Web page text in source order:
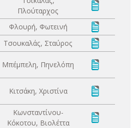
Πλούταρχος
Φλουρή, Φωτεινή
Τσουκαλάς, Σταύρος
Μπέμπελη, Πηνελόπη
Κιτσάκη, Χριστίνα
Κωνσταντίνου-
Κόκοτου, Βιολέττα